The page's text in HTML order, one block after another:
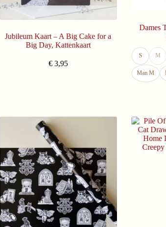
Jubileum Kaart – A Big Cake for a
Big Day, Kattenkaart
€3,95
Dames
S M
Man M